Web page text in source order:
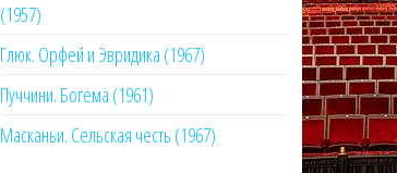
(1957)
Глюк. Орфей и Эвридика (1967)
Пуччини. Богема (1961)
Масканьи. Сельская честь (1967)